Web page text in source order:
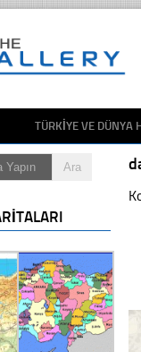
TÜRKIYE VE DÜNYA